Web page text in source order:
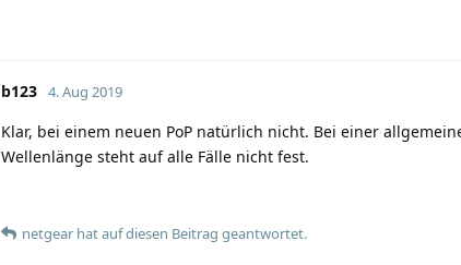
b123 4. Aug 2019
Klar, bei einem neuen PoP natürlich nicht. Bei einer
Wellenlänge steht auf alle Fälle nicht fest.
netgear hatauf diesen Beitrag geantwortet.